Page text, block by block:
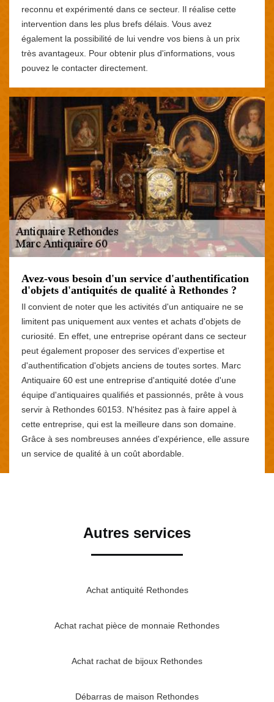
reconnu et expérimenté dans ce secteur. Il réalise cette
intervention dans les plus brefs délais. Vous avez
également la possibilité de lui vendre vos biens à un prix
très avantageux. Pour obtenir plus d'informations, vous
pouvez le contacter directement.
Avez-vous besoin d'un service d'authentification
d'objets d'antiquités de qualité à Rethondes ?
Il convient de noter que les activités d'un antiquaire ne se
limitent pas uniquement aux ventes et achats d'objets de
curiosité. En effet, une entreprise opérant dans ce secteur
peut également proposer des services d'expertise et
d'authentification d'objets anciens de toutes sortes. Marc
Antiquaire 60 est une entreprise d'antiquité dotée d'une
équipe d'antiquaires qualifiés et passionnés, prête à vous
servir à Rethondes 60153. N'hésitez pas à faire appel à
cette entreprise, qui est la meilleure dans son domaine.
Grâce à ses nombreuses années d'expérience, elle assure
un service de qualité à un coût abordable.
Autres services
Achat antiquité Rethondes
Achat rachat pièce de monnaie Rethondes
Achat rachat de bijoux Rethondes
Débarras de maison Rethondes